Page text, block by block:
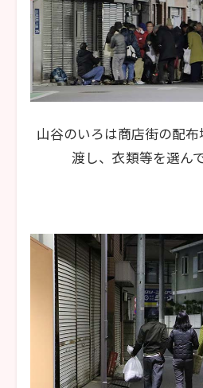
山谷のいろは商店街の配
渡し、衣類等を選ん